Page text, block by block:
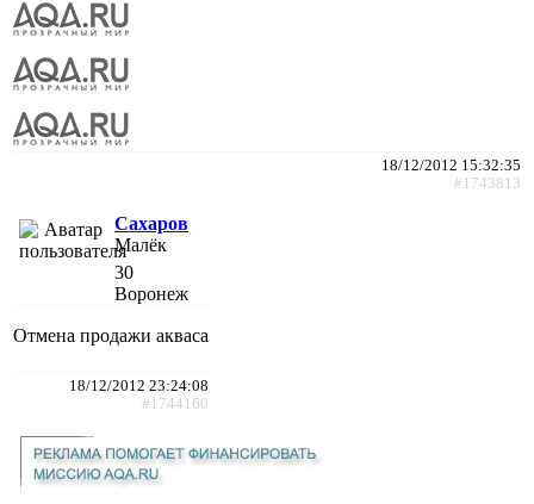
18/12/2012 15:32:35
#1743813
Сахаров
Малёк
30
Воронеж
Отмена продажи акваса
18/12/2012 23:24:08
#1744160